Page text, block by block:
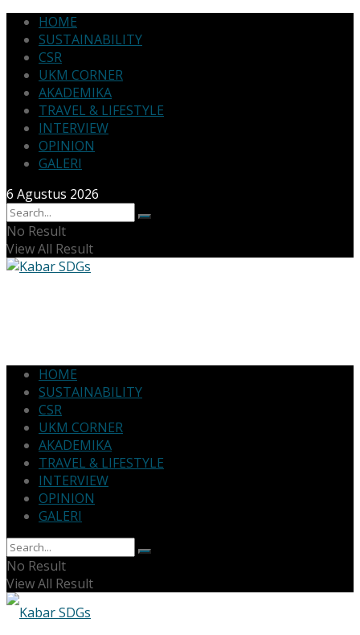
HOME
SUSTAINABILITY
CSR
UKM CORNER
AKADEMIKA
TRAVEL & LIFESTYLE
INTERVIEW
OPINION
GALERI
6 Agustus 2026
No Result
View All Result
HOME
SUSTAINABILITY
CSR
UKM CORNER
AKADEMIKA
TRAVEL & LIFESTYLE
INTERVIEW
OPINION
GALERI
No Result
View All Result